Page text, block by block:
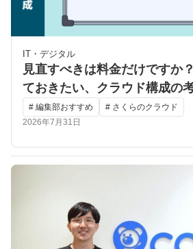
IT・デジタル
見直すべきは料金だけですか
ておきたい、クラウド構成の
# 編集部おすすめ
# さくらのクラウド
2026年7月31日